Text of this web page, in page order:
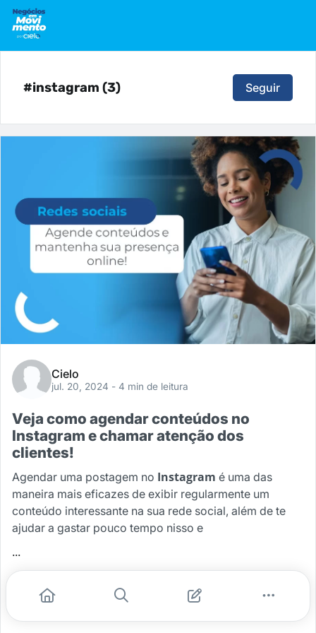
#instagram (3) Seguir
Cielo
jul. 20, 2024 - 4 min de leitura
Veja como agendar conteúdos no
Instagram e chamar atenção dos
clientes!
Agendar uma postagem no Instagram é uma das
maneira mais eficazes de exibir regularmente um
conteúdo interessante na sua rede social, além de te
ajudar a gastar pouco tempo nisso e
...